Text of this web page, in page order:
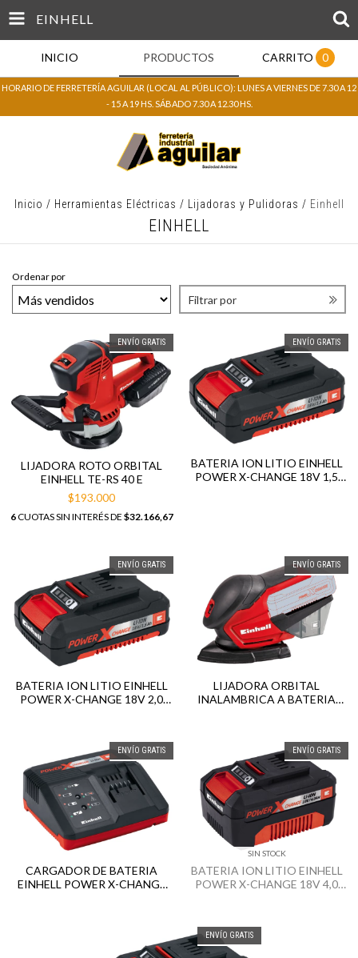
EINHELL
INICIO PRODUCTOS CARRITO 0
HORARIO DE FERRETERÍA AGUILAR (LOCAL AL PÚBLICO): LUNES A VIERNES DE 7.30 A 12
- 15 A 19 HS. SÁBADO 7.30 A 12.30 HS.
Inicio / Herramientas Eléctricas / Lijadoras y Pulidoras / Einhell
EINHELL
Ordenar por
Filtrar por
ENVÍO GRATIS
LIJADORA ROTO ORBITAL
EINHELL TE-RS 40 E
$193.000
6CUOTAS SIN INTERÉS DE $32.166,67
ENVÍO GRATIS
BATERIA ION LITIO EINHELL
POWER X-CHANGE 18V 1,5
ENVÍO GRATIS
BATERIA ION LITIO EINHELL
POWER X-CHANGE 18V 2,0
ENVÍO GRATIS
LIJADORA ORBITAL
INALAMBRICA A BATERIA
ENVÍO GRATIS
CARGADOR DE BATERIA
EINHELL POWER X-CHANGE
ENVÍO GRATIS
SIN STOCK
BATERIA ION LITIO EINHELL
POWER X-CHANGE 18V 4,0
ENVÍO GRATIS